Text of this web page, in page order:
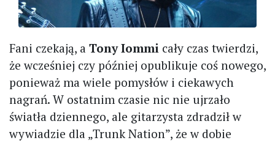
Fani czekają, a Tony Iommi cały czas twierdzi,
że wcześniej czy później opublikuje coś nowego,
ponieważ ma wiele pomysłów i ciekawych
nagrań. W ostatnim czasie nic nie ujrzało
światła dziennego, ale gitarzysta zdradził w
wywiadzie dla „Trunk Nation”, że w dobie